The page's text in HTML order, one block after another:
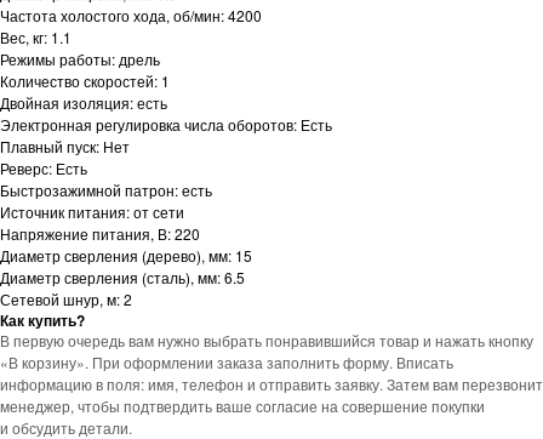
Частота холостого хода, об/мин: 4200
Вес, кг: 1.1
Режимы работы: дрель
Количество скоростей: 1
Двойная изоляция: есть
Электронная регулировка числа оборотов: Есть
Плавный пуск: Нет
Реверс: Есть
Быстрозажимной патрон: есть
Источник питания: от сети
Напряжение питания, В: 220
Диаметр сверления (дерево), мм: 15
Диаметр сверления (сталь), мм: 6.5
Сетевой шнур, м: 2
Как купить?
В первую очередь вам нужно выбрать понравившийся товар и нажать кнопку
«В корзину». При оформлении заказа заполнить форму. Вписать
информацию в поля: имя, телефон и отправить заявку. Затем вам перезвонит
менеджер, чтобы подтвердить ваше согласие на совершение покупки
и обсудить детали.